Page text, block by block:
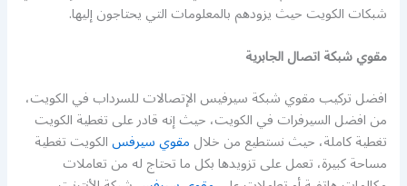
شبكات الكويت حيث يزودهم بالمعلومات التي يحتاجون إليها.
مقوي شبكة اتصال الجابرية
افضل تركيب مقوي شبكة سيرفيس الإتصالات للسرداب في الكويت،
من افضل السيرفرات في الكويت، حيث إنه قادر على تغطية الكويت
تغطية كاملة، حيث نستطيع من خلالمقوي سيرفسالكويت تغطية
مساحة كبيرة، تعمل على تزويدها بكل ما تحتاج له من تعاملات